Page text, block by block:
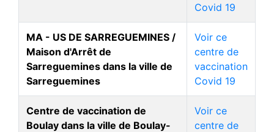
Covid 19
MA - US DE SARREGUEMINES /
Maison d'Arrêt de
Sarreguemines dans la ville de
Sarreguemines
Voir ce
centre de
vaccination
Covid 19
Centre de vaccination de
Boulay dans la ville de Boulay-
Voir ce
centre de